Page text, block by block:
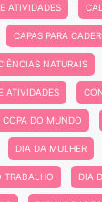
ATIVIDADES
CAPAS PARA
NATURAIS
ATIVIDADES
COPA DO MUNDO
DIA DA MULHER
TRABALHO DIA